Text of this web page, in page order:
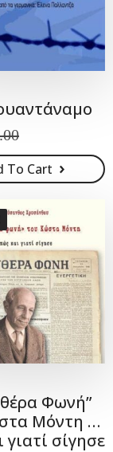
To Cart
Φωνή”
Μόντη …
σίγησε